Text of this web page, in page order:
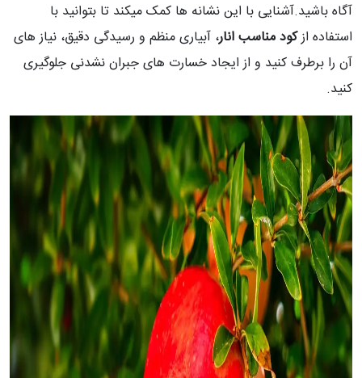
آگاه باشید.آشنایی با این نشانه ها کمک میکند تا بتوانید با
استفاده ازکود مناسب انار، آبیاری منظم و رسیدگی دقیق، نیاز های
آن را برطرف کنید و از ایجاد خسارت های جبران نشدنی جلوگیری
کنید.